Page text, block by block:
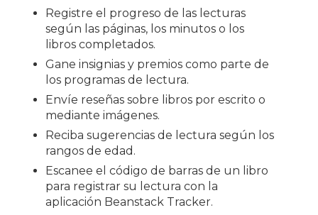
Registre el progreso de las lecturas
según las páginas, los minutos o los
libros completados.
Gane insignias y premios como parte de
los programas de lectura.
Envíe reseñas sobre libros por escrito o
mediante imágenes.
Reciba sugerencias de lectura según los
rangos de edad.
Escanee el código de barras de un libro
para registrar su lectura con la
aplicación Beanstack Tracker.